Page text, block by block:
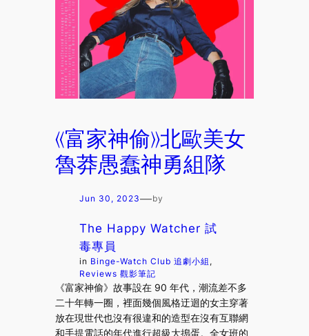
《富家神偷》北歐美女
魯莽愚蠢神勇組隊
Jun 30, 2023—by
The Happy Watcher 試
毒專員
in Binge-Watch Club 追劇小組
Reviews 觀影筆記
《富家神偷》故事設在 90 年代，潮流差不多
二十年轉一圈，裡面幾個風格迂迴的女主穿著
放在現世代也沒有很違和的造型在沒有互聯網
和手提電話的年代進行超級大搗蛋。全女班的